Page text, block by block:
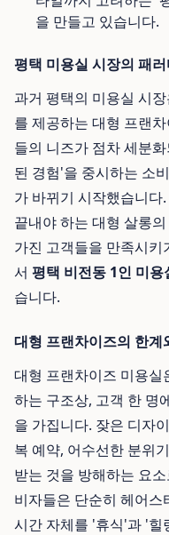
을 만들고 있습니다.
평택 미용실 시장의 패
과거 평택의 미용실 시
를 제공하는 대형 프랜
들의 니즈가 점차 세분
된 경험'을 중시하는 소
가 바뀌기 시작했습니
끝내야 하는 대형 살롱
가진 고객들을 만족시키
서 평택 비전동 1인 미용
습니다.
대형 프랜차이즈의 한계
대형 프랜차이즈 미용실
하는 구조상, 고객 한 명
을 가집니다. 잦은 디자
복 예약, 어수선한 분위
받는 것을 방해하는 요
비자들은 단순히 헤어
시간 자체를 '휴식'과 '힐